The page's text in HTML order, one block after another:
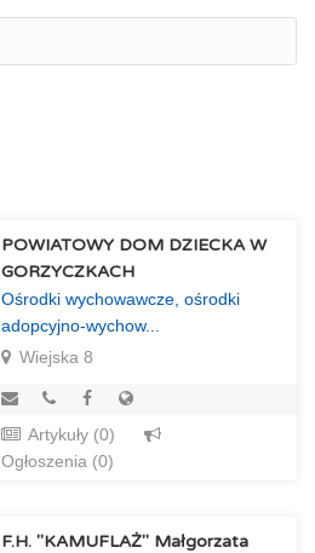
POWIATOWY DOM DZIECKA W
GORZYCZKACH
Ośrodki wychowawcze, ośrodki
adopcyjno-wychow...
Wiejska 8
Artykuły (0)
Ogłoszenia (0)
F.H. "KAMUFLAŻ" Małgorzata